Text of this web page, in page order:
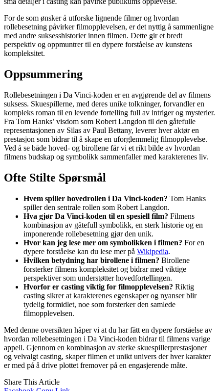
For de som ønsker å utforske lignende filmer og hvordan
rollebesetning påvirker filmopplevelsen, er det nyttig å sammenligne
med andre suksesshistorier innen filmen. Dette gir et bredt
perspektiv og oppmuntrer til en dypere forståelse av kunstens
kompleksitet.
Oppsummering
Rollebesetningen i Da Vinci-koden er en avgjørende del av filmens
suksess. Skuespillerne, med deres unike tolkninger, forvandler en
kompleks roman til en levende fortelling full av intriger og mysterier.
Fra Tom Hanks’ visdom som Robert Langdon til den gåtefulle
representasjonen av Silas av Paul Bettany, leverer hver aktør en
prestasjon som bidrar til å skape en uforglemmelig filmopplevelse.
Ved å se både hoved- og birollene får vi et rikt bilde av hvordan
filmens budskap og symbolikk sammenfaller med karakterenes liv.
Ofte Stilte Spørsmål
Hvem spiller hovedrollen i Da Vinci-koden? Tom Hanks
spiller den sentrale rollen som Robert Langdon.
Hva gjør Da Vinci-koden til en spesiell film? Filmens
kombinasjon av gåtefull symbolikk, en sterk historie og en
imponerende rollebesetning gjør den unik.
Hvor kan jeg lese mer om symbolikken i filmen? For en
dypere forståelse kan du lese mer på Wikipedia.
Hvilken betydning har birollene i filmen? Birollene
forsterker filmens kompleksitet og bidrar med viktige
perspektiver som understøtter hovedfortellingen.
Hvorfor er casting viktig for filmopplevelsen? Riktig
casting sikrer at karakterenes egenskaper og nyanser blir
tydelig formidlet, noe som forsterker den samlede
filmopplevelsen.
Med denne oversikten håper vi at du har fått en dypere forståelse av
hvordan rollebesetningen i Da Vinci-koden bidrar til filmens varige
appell. Gjennom en kombinasjon av sterke skuespillerprestasjoner
og velvalgt casting, skaper filmen et unikt univers der hver karakter
er med på å drive plottet fremover på en engasjerende måte.
Share This Article